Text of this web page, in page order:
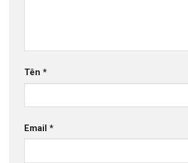
Tên *
Email *